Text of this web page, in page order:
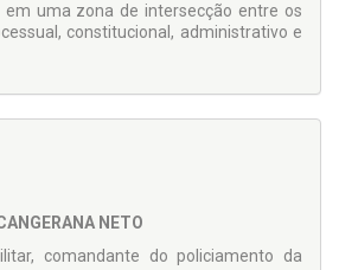
uma zona de intersecção entre os
constitucional, administrativo e
NETO
comandante do policiamento da